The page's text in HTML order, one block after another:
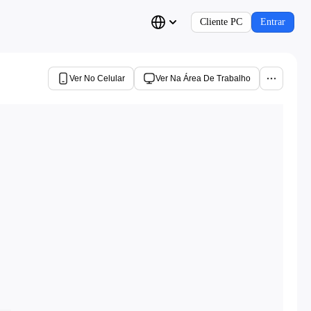
Cliente PC Entrar
Ver No Celular Ver Na Área De Trabalho